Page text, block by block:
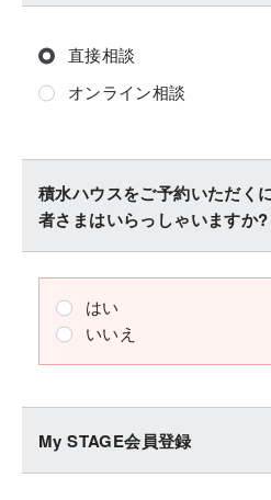
直接相談
オンライン相談
積水ハウスをご予約いただく
者さまはいらっしゃいますか?
はい
いいえ
My STAGE会員登録